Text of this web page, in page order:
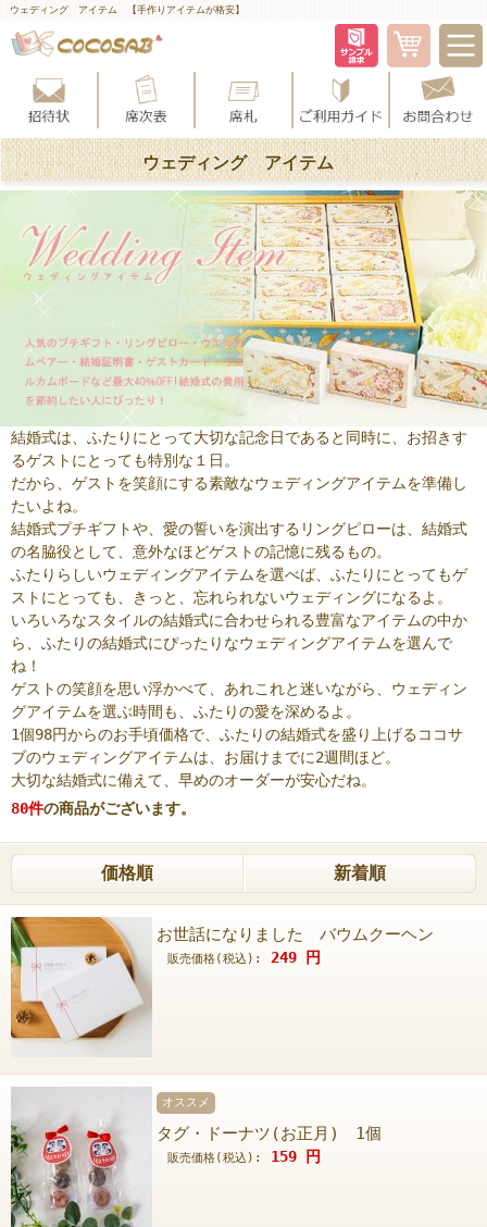
ウェディング アイテム 【手作りアイテムが格安】
ウェディング アイテム
結婚式は、ふたりにとって大切な記念日であると同時に、お招きす
るゲストにとっても特別な１日。
だから、ゲストを笑顔にする素敵なウェディングアイテムを準備し
たいよね。
結婚式プチギフトや、愛の誓いを演出するリングピローは、結婚式
の名脇役として、意外なほどゲストの記憶に残るもの。
ふたりらしいウェディングアイテムを選べば、ふたりにとってもゲ
ストにとっても、きっと、忘れられないウェディングになるよ。
いろいろなスタイルの結婚式に合わせられる豊富なアイテムの中か
ら、ふたりの結婚式にぴったりなウェディングアイテムを選んで
ね！
ゲストの笑顔を思い浮かべて、あれこれと迷いながら、ウェディン
グアイテムを選ぶ時間も、ふたりの愛を深めるよ。
1個98円からのお手頃価格で、ふたりの結婚式を盛り上げるココサ
ブのウェディングアイテムは、お届けまでに2週間ほど。
大切な結婚式に備えて、早めのオーダーが安心だね。
80件の商品がございます。
価格順 新着順
お世話になりました バウムクーヘン
販売価格(税込): 249 円
オススメ
タグ・ドーナツ(お正月) 1個
販売価格(税込): 159 円